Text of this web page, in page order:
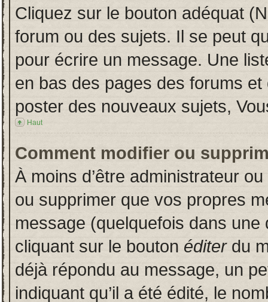
Cliquez sur le bouton adéquat
forum ou des sujets. Il se peut
pour écrire un message. Une
en bas des pages des forums
poster des nouveaux sujets,
Haut
Comment modifier ou
À moins d’être administrateur
ou supprimer que vos propres
message (quelquefois dans
cliquant sur le bouton éditerdu
déjà répondu au message, un
indiquant qu’il a été édité, le